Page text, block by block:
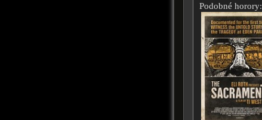
Podobné horory: